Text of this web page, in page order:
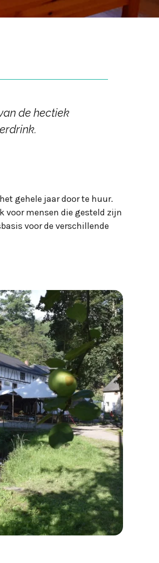
de hectiek
gehele jaar door te huur.
voor mensen die gesteld zijn
voor de verschillende